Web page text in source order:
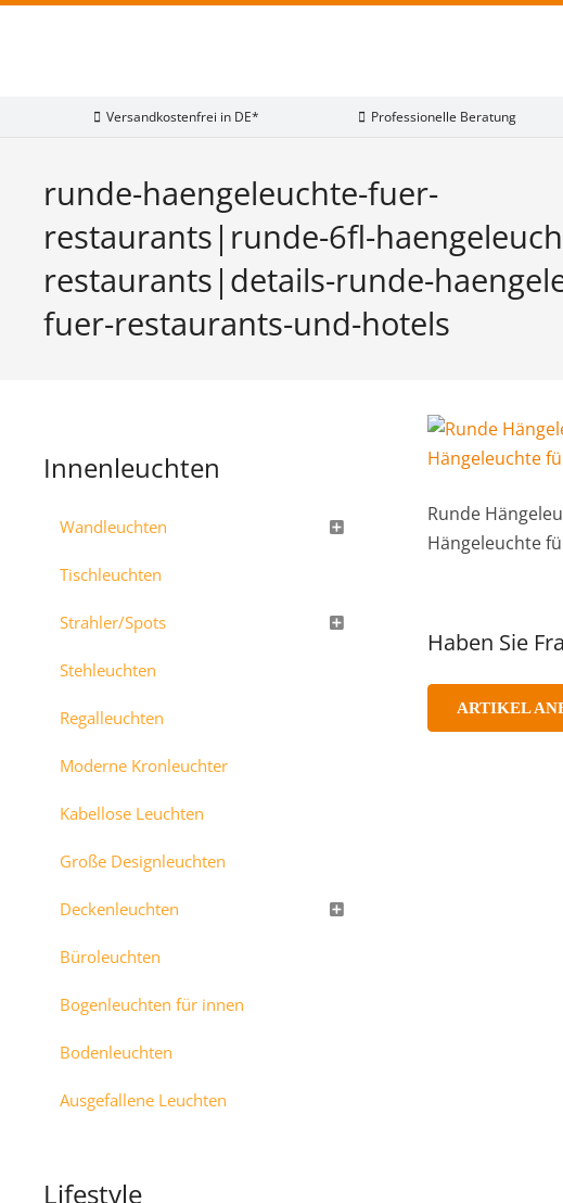
Versandkostenfrei in DE* Professionelle Beratung
runde-haengeleuchte-fuer-
restaurants|runde-6fl-
restaurants|details-runde-
fuer-restaurants-und-hotels
Runde
Hängeleuchte
Haben Sie
ARTIKEL
Innenleuchten
Wandleuchten
Tischleuchten
Strahler/Spots
Stehleuchten
Regalleuchten
Moderne Kronleuchter
Kabellose Leuchten
Große Designleuchten
Deckenleuchten
Büroleuchten
Bogenleuchten für innen
Bodenleuchten
Ausgefallene Leuchten
Lifestyle